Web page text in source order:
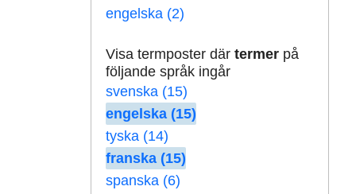
engelska (2)
Visa termposter där termerpå
följande språk ingår
svenska (15)
engelska (15)
tyska (14)
franska (15)
spanska (6)